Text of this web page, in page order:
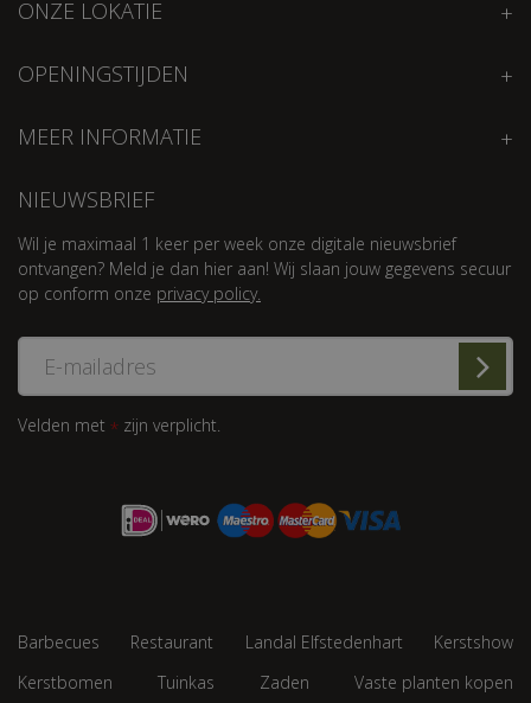
ONZE LOKATIE
OPENINGSTIJDEN
MEER INFORMATIE
NIEUWSBRIEF
Wil je maximaal 1 keer per week onze digitale nieuwsbrief
ontvangen? Meld je dan hier aan! Wij slaan jouw gegevens secuur
op conform onze privacy policy.
Velden met * zijn verplicht.
Barbecues Restaurant Landal Elfstedenhart
Kerstshow
Kerstbomen
Tuinkas Zaden Vaste planten kopen